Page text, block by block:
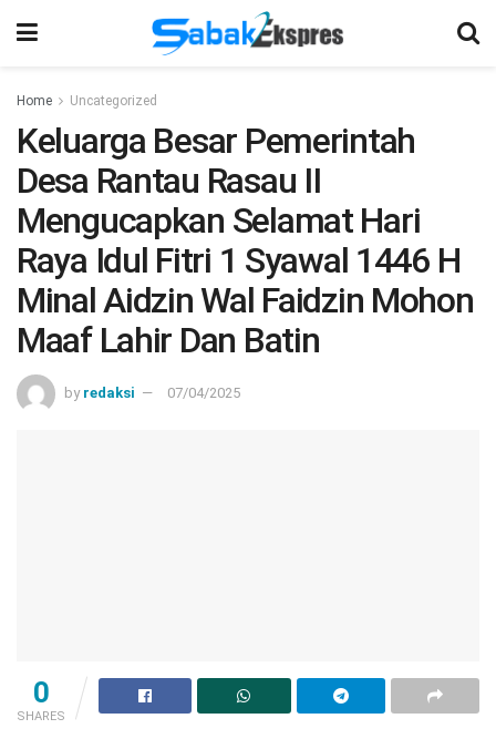
Home Uncategorized
Keluarga Besar Pemerintah
Desa Rantau Rasau II
Mengucapkan Selamat Hari
Raya Idul Fitri 1 Syawal 1446 H
Minal Aidzin Wal Faidzin Mohon
Maaf Lahir Dan Batin
by redaksi 07/04/2025
0
SHARES